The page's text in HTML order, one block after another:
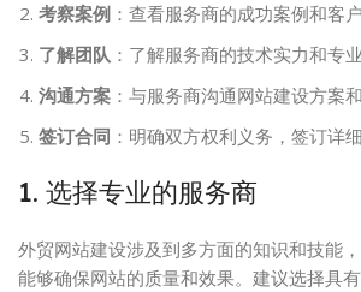
考察案例 ：查看服务商的成功案例和客
了解团队 ：了解服务商的技术实力和专
沟通方案 ：与服务商沟通网站建设方案
签订合同 ：明确双方权利义务，签订详
1. 选择专业的服务商
外贸网站建设涉及到多方面的知识和技能
能够确保网站的质量和效果。建议选择具